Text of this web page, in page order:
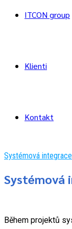
ITCON group
Klienti
Kontakt
Systémová integrace
Systémová
Během projektů